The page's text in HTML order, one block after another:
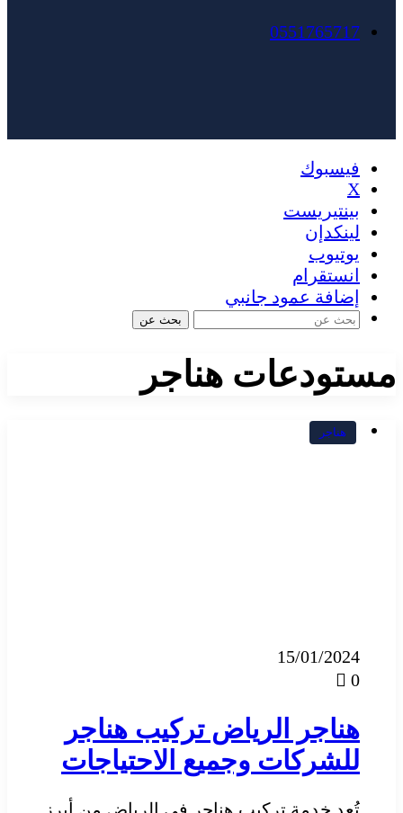
0551765717
فيسبوك
X
بينتيريست
لينكدإن
يوتيوب
انستقرام
إضافة عمود جانبي
بحث عن
مستودعات هناجر
هناجر
15/01/2024
0
هناجر الرياض تركيب هناجر
للشركات وجميع الاحتياجات